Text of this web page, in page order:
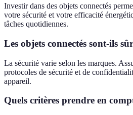
Investir dans des objets connectés
votre sécurité et votre efficacité
tâches quotidiennes.
Les objets connectés sont-ils
La sécurité varie selon les marques.
protocoles de sécurité et de
appareil.
Quels critères prendre en